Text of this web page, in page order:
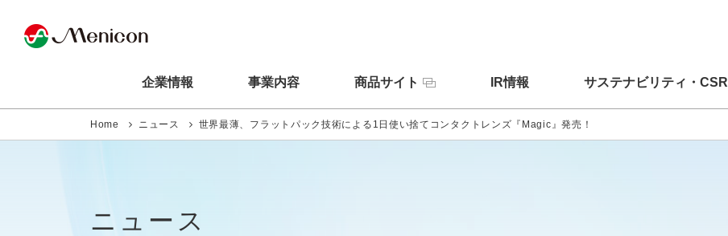
企業情報 事業内容 商品サイト IR情報 サステナビリティ・CSR
Home ニュース 世界最薄、フラットパック技術による1日使い捨てコンタクトレンズ『Magic』発売！
ニュース